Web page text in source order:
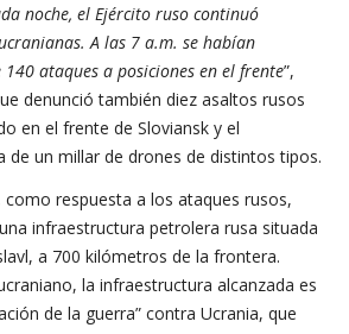
noche, el Ejército ruso continuó
A las 7 a.m. se habían
ataques a posiciones en el frente”,
denunció también diez asaltos rusos
en el frente de Sloviansk y el
de un millar de drones de distintos tipos.
como respuesta a los ataques rusos,
infraestructura petrolera rusa situada
a 700 kilómetros de la frontera.
la infraestructura alcanzada es
de la guerra” contra Ucrania, que